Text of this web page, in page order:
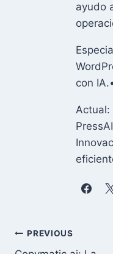
ayudo
con
Actual:
Navegación
PREVIOUS